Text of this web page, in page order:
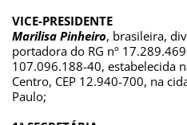
VICE-PRESIDENTE
Marilisa Pinheiro, brasileira,
portadora do RG nº
107.096.188-40, estabelecida
Centro, CEP 12.940-700, na
Paulo;